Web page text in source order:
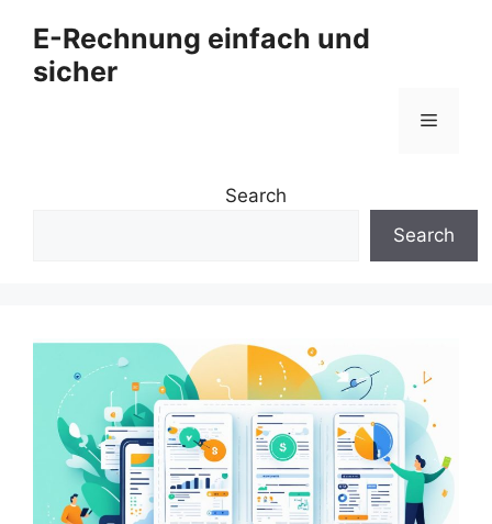
Inhalt
springen
E-Rechnung einfach und
sicher
Menü
Search
Search